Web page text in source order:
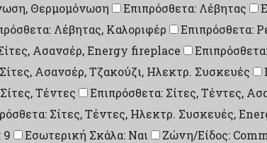
Θερμομόνωση Επιπρόσθετα: Λέβητας
Λέβητας, Καλοριφέρ Επιπρόσθετα:
Ασανσέρ, Energy fireplace
Ασανσέρ, Τζακούζι, Ηλεκτρ. Συσκευές
Τέντες Επιπρόσθετα: Σίτες, Τέντες,
Σίτες, Τέντες, Ηλεκτρ. Συσκευές,
9 Εσωτερική Σκάλα: Ναι Ζώνη/Είδος: